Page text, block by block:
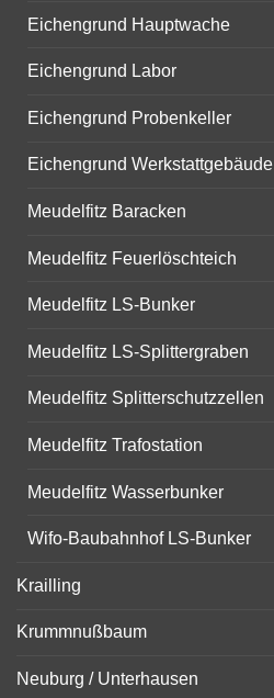
Eichengrund Hauptwache
Eichengrund Labor
Eichengrund Probenkeller
Eichengrund Werkstattgebäude
Meudelfitz Baracken
Meudelfitz Feuerlöschteich
Meudelfitz LS-Bunker
Meudelfitz LS-Splittergraben
Meudelfitz Splitterschutzzellen
Meudelfitz Trafostation
Meudelfitz Wasserbunker
Wifo-Baubahnhof LS-Bunker
Krailling
Krummnußbaum
Neuburg / Unterhausen